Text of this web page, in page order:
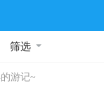
筛选
游记~